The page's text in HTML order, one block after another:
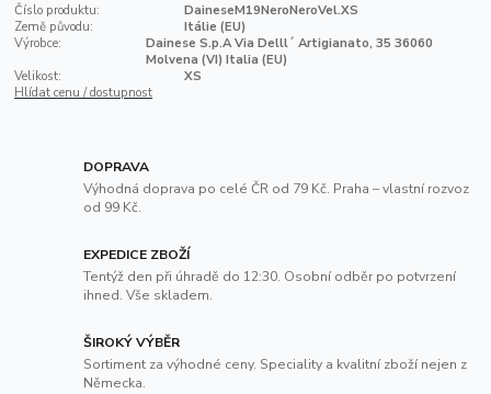
Číslo produktu:
DaineseM19NeroNeroVel.XS
Země původu:
Itálie (EU)
Výrobce:
Dainese S.p.A Via Delll´ Artigianato, 35 36060
Molvena (VI) Italia (EU)
Velikost:
XS
Hlídat cenu / dostupnost
DOPRAVA
Výhodná doprava po celé ČR od 79 Kč. Praha – vlastní rozvoz
od 99 Kč.
EXPEDICE ZBOŽÍ
Tentýž den při úhradě do 12:30. Osobní odběr po potvrzení
ihned. Vše skladem.
ŠIROKÝ VÝBĚR
Sortiment za výhodné ceny. Speciality a kvalitní zboží nejen z
Německa.